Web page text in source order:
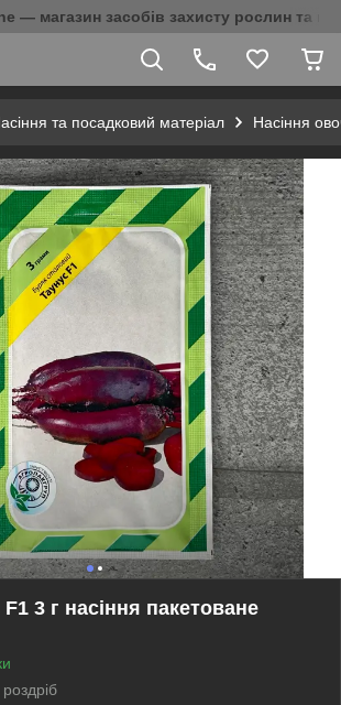
— магазин засобів захисту рослин та
та посадковий матеріал Насіння
3 г насіння пакетоване